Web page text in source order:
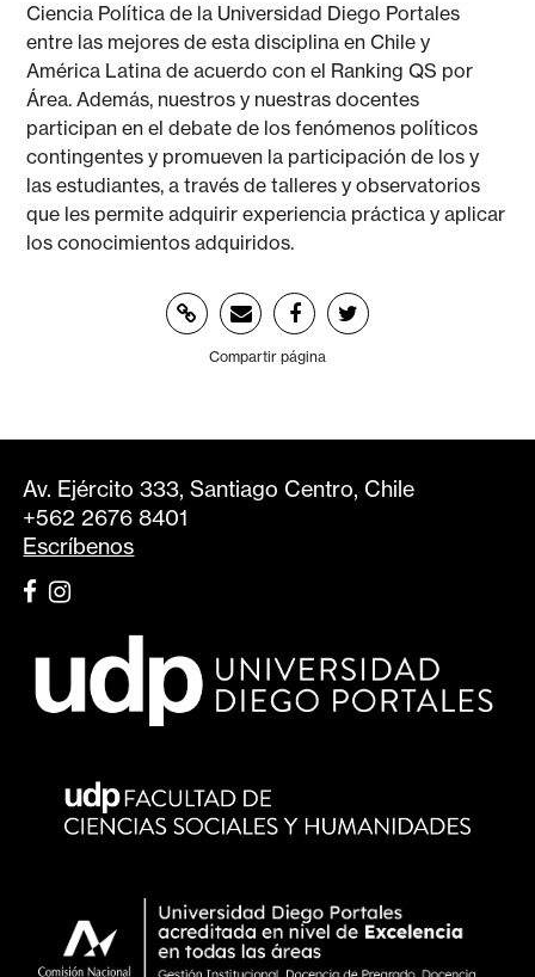
Ciencia Política de la Universidad Diego Portales
entre las mejores de esta disciplina en Chile y
América Latina de acuerdo con el Ranking QS por
Área. Además, nuestros y nuestras docentes
participan en el debate de los fenómenos políticos
contingentes y promueven la participación de los y
las estudiantes, a través de talleres y observatorios
que les permite adquirir experiencia práctica y aplicar
los conocimientos adquiridos.
Compartir página
Av. Ejército 333, Santiago Centro, Chile
+562 2676 8401
Escríbenos